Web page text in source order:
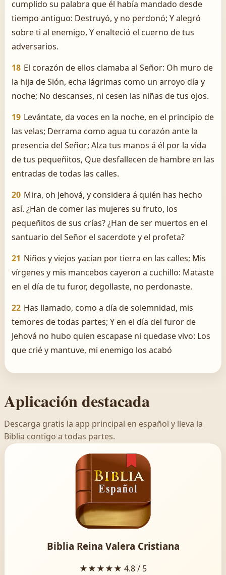
cumplido su palabra que él había mandado desde
tiempo antiguo: Destruyó, y no perdonó; Y alegró
sobre ti al enemigo, Y enalteció el cuerno de tus
adversarios.
18 El corazón de ellos clamaba al Señor: Oh muro de
la hija de Sión, echa lágrimas como un arroyo día y
noche; No descanses, ni cesen las niñas de tus ojos.
19 Levántate, da voces en la noche, en el principio de
las velas; Derrama como agua tu corazón ante la
presencia del Señor; Alza tus manos á él por la vida
de tus pequeñitos, Que desfallecen de hambre en las
entradas de todas las calles.
20 Mira, oh Jehová, y considera á quién has hecho
así. ¿Han de comer las mujeres su fruto, los
pequeñitos de sus crías? ¿Han de ser muertos en el
santuario del Señor el sacerdote y el profeta?
21 Niños y viejos yacían por tierra en las calles; Mis
vírgenes y mis mancebos cayeron a cuchillo: Mataste
en el día de tu furor, degollaste, no perdonaste.
22 Has llamado, como a día de solemnidad, mis
temores de todas partes; Y en el día del furor de
Jehová no hubo quien escapase ni quedase vivo: Los
que crié y mantuve, mi enemigo los acabó
Aplicación destacada
Descarga gratis la app principal en español y lleva la
Biblia contigo a todas partes.
Biblia Reina Valera Cristiana
★★★★★ 4.8 / 5